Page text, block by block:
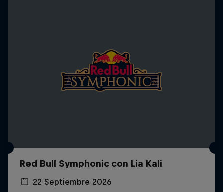
Red Bull Symphonic con Lia Kali
22 Septiembre 2026